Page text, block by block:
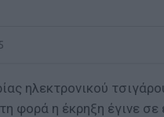
ηλεκτρονικού
φορά η έκρηξη έγινε σε